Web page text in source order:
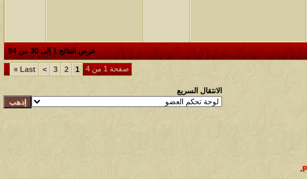
عرض النتائج 1 إلى 30 من 94
صفحة 1 من 4 1
2
3
>
Last
»
الانتقال السريع
.